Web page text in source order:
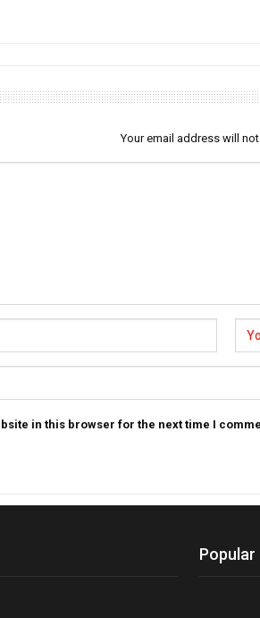
Your email address will
in this browser for the next time I
Popular